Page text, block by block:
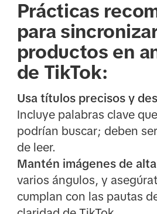
Prácticas
para
productos en
de TikTok:
Usa títulos precisos y
Incluye palabras clave
podrían buscar; deben
de leer.
Mantén imágenes de
varios ángulos, y
cumplan con las pautas